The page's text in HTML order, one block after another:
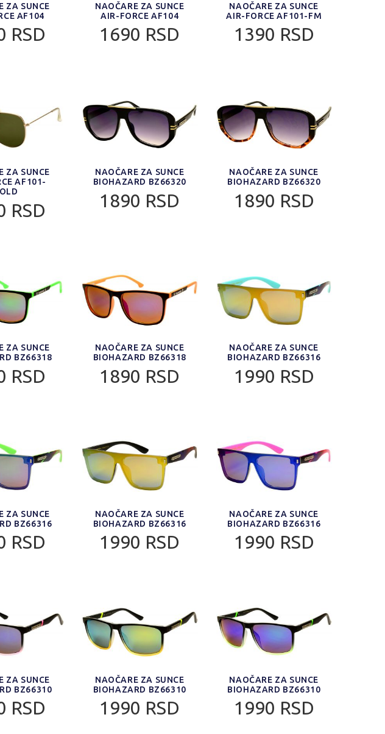
ZA SUNCE
AF104
RSD
NAOČARE ZA SUNCE
AIR-FORCE AF104
1690 RSD
NAOČARE ZA SUNCE
AIR-FORCE AF101-FM
1390 RSD
ZA SUNCE
AF101-
RSD
NAOČARE ZA SUNCE
BIOHAZARD BZ66320
1890 RSD
NAOČARE ZA SUNCE
BIOHAZARD BZ66320
1890 RSD
ZA SUNCE
BZ66318
RSD
NAOČARE ZA SUNCE
BIOHAZARD BZ66318
1890 RSD
NAOČARE ZA SUNCE
BIOHAZARD BZ66316
1990 RSD
ZA SUNCE
BZ66316
RSD
NAOČARE ZA SUNCE
BIOHAZARD BZ66316
1990 RSD
NAOČARE ZA SUNCE
BIOHAZARD BZ66316
1990 RSD
ZA SUNCE
BZ66310
RSD
NAOČARE ZA SUNCE
BIOHAZARD BZ66310
1990 RSD
NAOČARE ZA SUNCE
BIOHAZARD BZ66310
1990 RSD